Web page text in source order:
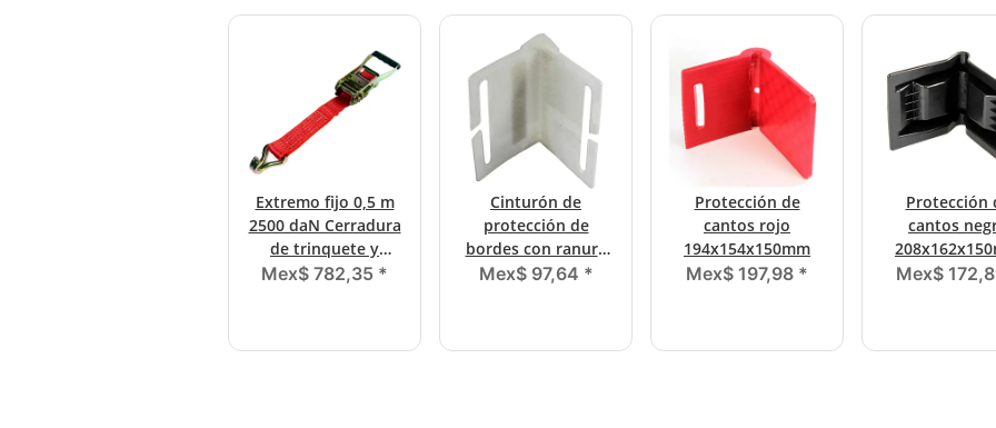
Extremo fijo 0,5 m
2500 daN Cerradura
de trinquete y
gancho de alambre
Mex$ 782,35 *
Cinturón de
protección de
bordes con ranura
de 50 mm
Mex$ 97,64 *
Protección de
cantos rojo
194x154x150mm
Mex$ 197,98 *
Protección
cantos
Mex$